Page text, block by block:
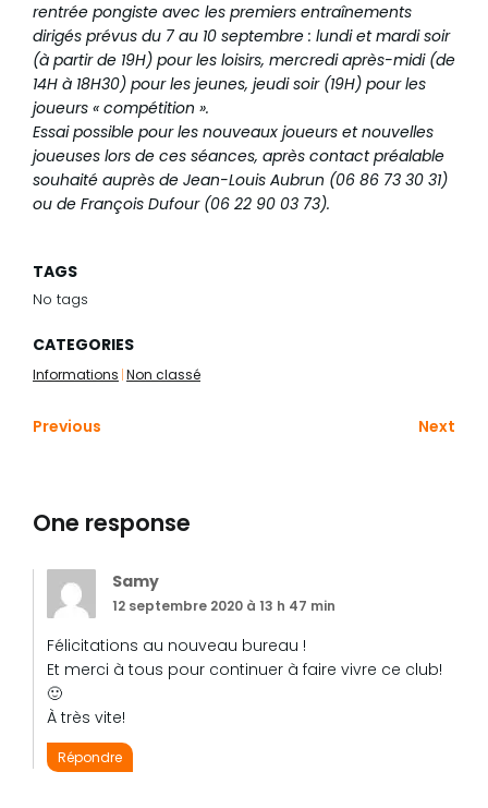
rentrée pongiste avec les premiers entraînements
dirigés prévus du 7 au 10 septembre : lundi et mardi soir
(à partir de 19H) pour les loisirs, mercredi après-midi (de
14H à 18H30) pour les jeunes, jeudi soir (19H) pour les
joueurs « compétition ».
Essai possible pour les nouveaux joueurs et nouvelles
joueuses lors de ces séances, après contact préalable
souhaité auprès de Jean-Louis Aubrun (06 86 73 30 31)
ou de François Dufour (06 22 90 03 73).
TAGS
No tags
CATEGORIES
Informations |Non classé
Previous Next
One response
Samy
12 septembre 2020 à 13 h 47 min
Félicitations au nouveau bureau !
Et merci à tous pour continuer à faire vivre ce club!
🙂
À très vite!
Répondre